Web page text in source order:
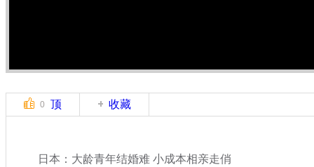
0 顶 收藏
日本：大龄青年结婚难 小成本相亲走俏